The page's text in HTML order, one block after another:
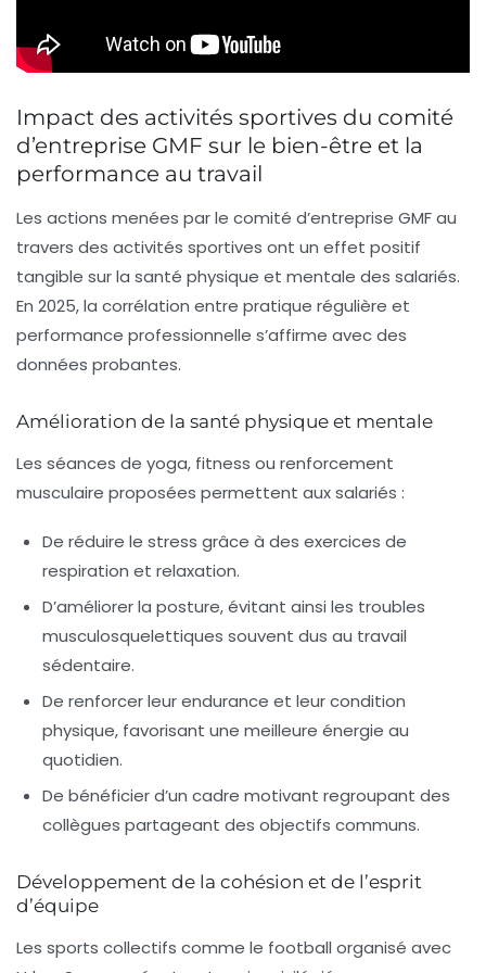
Impact des activités sportives du comité
d’entreprise GMF sur le bien-être et la
performance au travail
Les actions menées par le comité d’entreprise GMF au
travers des activités sportives ont un effet positif
tangible sur la santé physique et mentale des salariés.
En 2025, la corrélation entre pratique régulière et
performance professionnelle s’affirme avec des
données probantes.
Amélioration de la santé physique et mentale
Les séances de yoga, fitness ou renforcement
musculaire proposées permettent aux salariés :
De réduire le stress grâce à des exercices de
respiration et relaxation.
D’améliorer la posture, évitant ainsi les troubles
musculosquelettiques souvent dus au travail
sédentaire.
De renforcer leur endurance et leur condition
physique, favorisant une meilleure énergie au
quotidien.
De bénéficier d’un cadre motivant regroupant des
collègues partageant des objectifs communs.
Développement de la cohésion et de l’esprit
d’équipe
Les sports collectifs comme le football organisé avec